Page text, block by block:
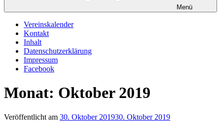
Menü
Vereinskalender
Kontakt
Inhalt
Datenschutzerklärung
Impressum
Facebook
Monat: Oktober 2019
Veröffentlicht am 30. Oktober 201930. Oktober 2019